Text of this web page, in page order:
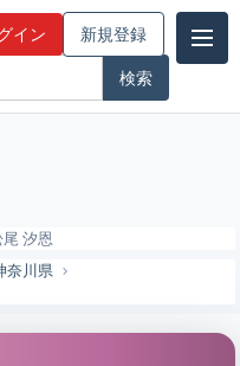
徴とドラフト評価 | ドラフト
イン 新規登録
汐恩
奈川県